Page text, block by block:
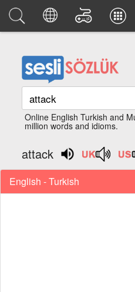
Online English Turkish and
million words and idioms.
attack
English - Turkish